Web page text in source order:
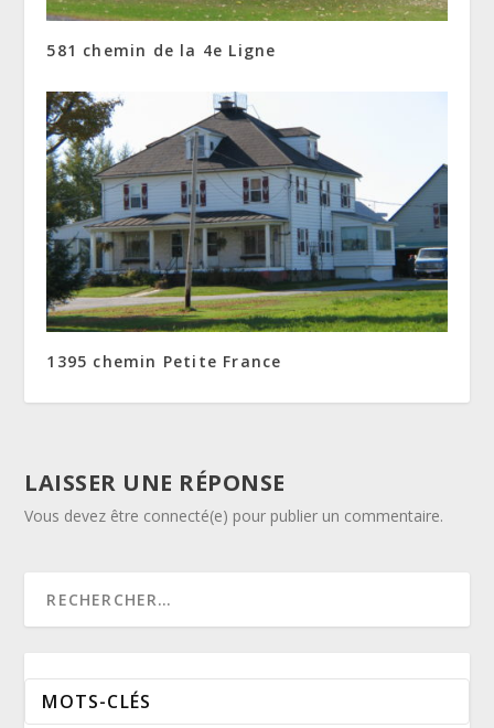
581 chemin de la 4e Ligne
1395 chemin Petite France
LAISSER UNE RÉPONSE
Vous devez être connecté(e) pour publier un commentaire.